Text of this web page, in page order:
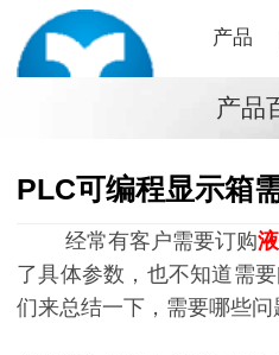
产品
产品
PLC可编程显示箱
经常有客户需要订购
了具体参数，也不知道需
们来总结一下，需要哪些问